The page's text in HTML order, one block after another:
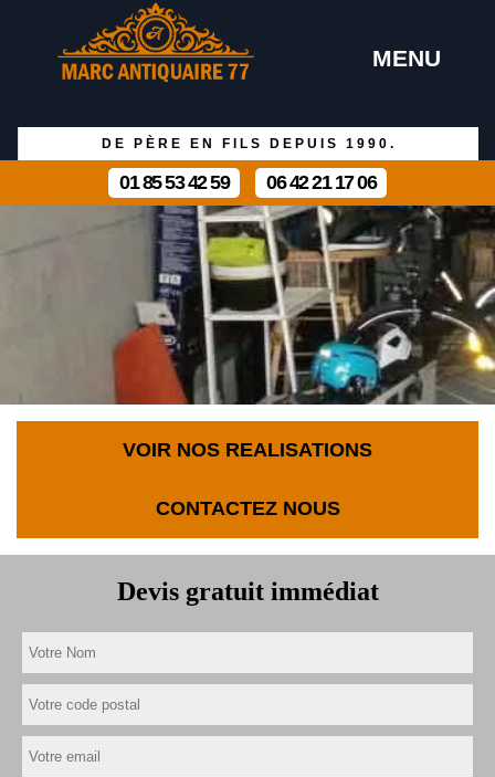
MENU
DE PÈRE EN FILS DEPUIS 1990.
01 85 53 42 59 06 42 21 17 06
VOIR NOS REALISATIONS
CONTACTEZ NOUS
Devis gratuit immédiat